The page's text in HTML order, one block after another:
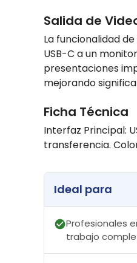
Salida de
La funcionalidad
USB-C a un
presentaciones
mejorando
Ficha Técnica
Interfaz Principal:
transferencia.
Ideal para
Profesionales
trabajo